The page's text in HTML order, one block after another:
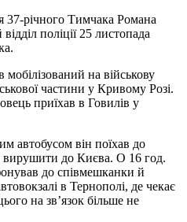
37-річного Тимчака Романа
поліції 25 листопада
на військову
частини у Кривому Розі.
приїхав в Говилів у
автобусом він поїхав до
вирушити до Києва. О 16 год.
до співмешканки й
в Тернополі, де чекає
на зв’язок більше не